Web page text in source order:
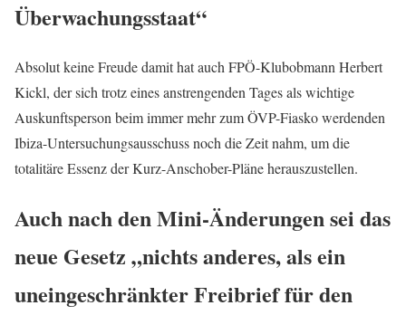
Überwachungsstaat“
Absolut keine Freude damit hat auch FPÖ-Klubobmann Herbert
Kickl, der sich trotz eines anstrengenden Tages als wichtige
Auskunftsperson beim immer mehr zum ÖVP-Fiasko werdenden
Ibiza-Untersuchungsausschuss noch die Zeit nahm, um die
totalitäre Essenz der Kurz-Anschober-Pläne herauszustellen.
Auch nach den Mini-Änderungen sei das
neue Gesetz „nichts anderes, als ein
uneingeschränkter Freibrief für den